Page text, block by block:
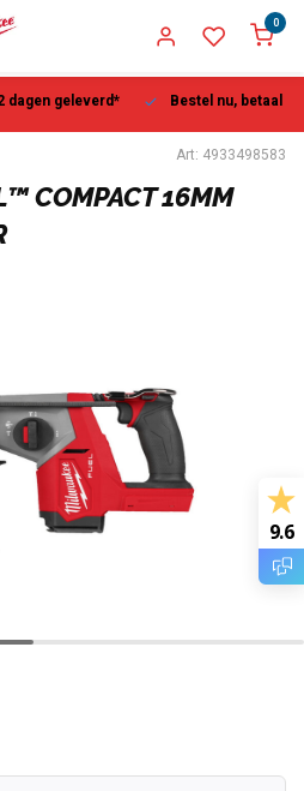
0
dagen geleverd* Bestel nu, betaal
Art: 4933498583
COMPACT 16MM
9.6